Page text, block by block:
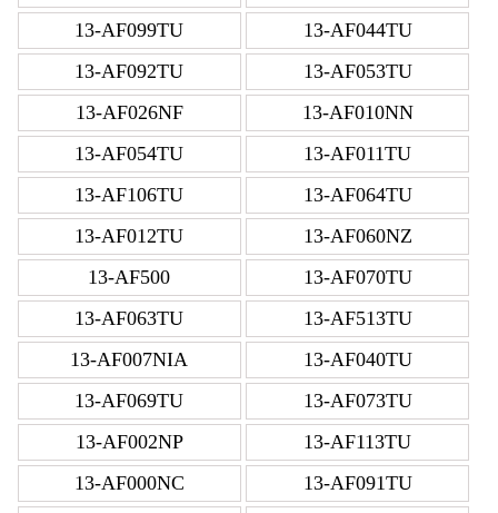
13-AF099TU
13-AF044TU
13-AF092TU
13-AF053TU
13-AF026NF
13-AF010NN
13-AF054TU
13-AF011TU
13-AF106TU
13-AF064TU
13-AF012TU
13-AF060NZ
13-AF500
13-AF070TU
13-AF063TU
13-AF513TU
13-AF007NIA
13-AF040TU
13-AF069TU
13-AF073TU
13-AF002NP
13-AF113TU
13-AF000NC
13-AF091TU